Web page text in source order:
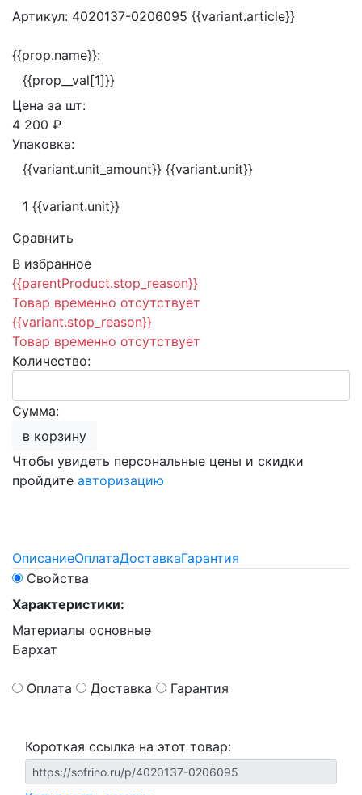
Артикул: 4020137-0206095 {{variant.article}}
{{prop.name}}:
{{prop__val[1]}}
Цена за шт:
4 200 ₽
Упаковка:
{{variant.unit_amount}} {{variant.unit}}
1 {{variant.unit}}
Сравнить
В избранное
{{parentProduct.stop_reason}}
Товар временно отсутствует
{{variant.stop_reason}}
Товар временно отсутствует
Количество:
Сумма:
в корзину
Чтобы увидеть персональные цены и скидки
пройдите авторизацию
ОписаниеОплатаДоставкаГарантия
Свойства
Характеристики:
Материалы основные
Бархат
Оплата Доставка Гарантия
Короткая ссылка на этот товар: